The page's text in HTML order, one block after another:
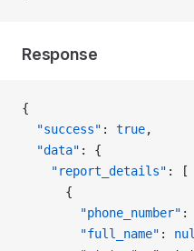
Response
{
  "success"
: true,
  "data"
: {
    "report_details"
: [
      {
        "phone_number"
:
        "full_name"
: